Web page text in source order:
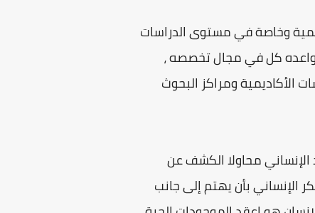
وخاصة في مستوى الدراسات
كل في مجال تخصصه ،
الأكاديمية ومراكز البحوث
الإنساني محاولا الكشف عن
الإنساني بأن يهتم إلى جانب